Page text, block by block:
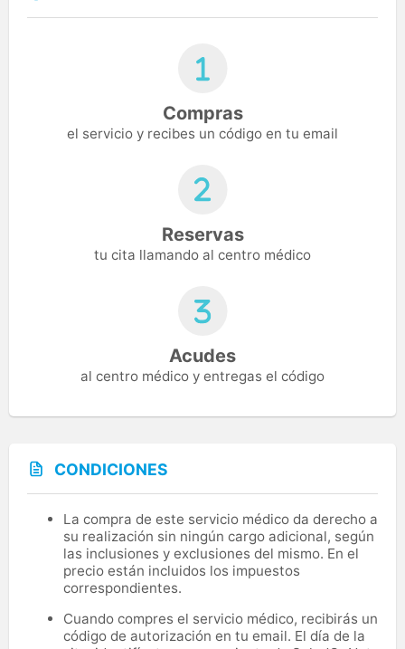
Compras
el servicio y recibes un código en tu email
Reservas
tu cita llamando al centro médico
Acudes
al centro médico y entregas el código
CONDICIONES
La compra de este servicio médico da derecho a
su realización sin ningún cargo adicional, según
las inclusiones y exclusiones del mismo. En el
precio están incluidos los impuestos
correspondientes.
Cuando compres el servicio médico, recibirás un
código de autorización en tu email. El día de la